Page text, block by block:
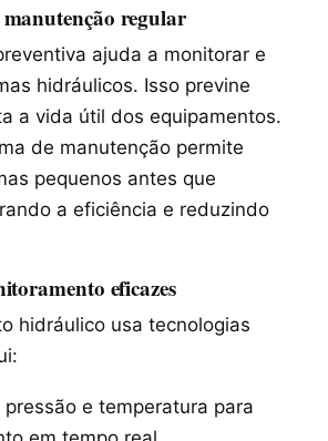
regular
ajuda a monitorar e
hidráulicos. Isso previne
a vida útil dos equipamentos.
de manutenção permite
pequenos antes que
a eficiência e reduzindo
eficazes
hidráulico usa tecnologias
pressão e temperatura para